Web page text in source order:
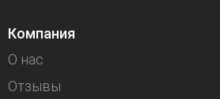
Компания
О нас
Отзывы